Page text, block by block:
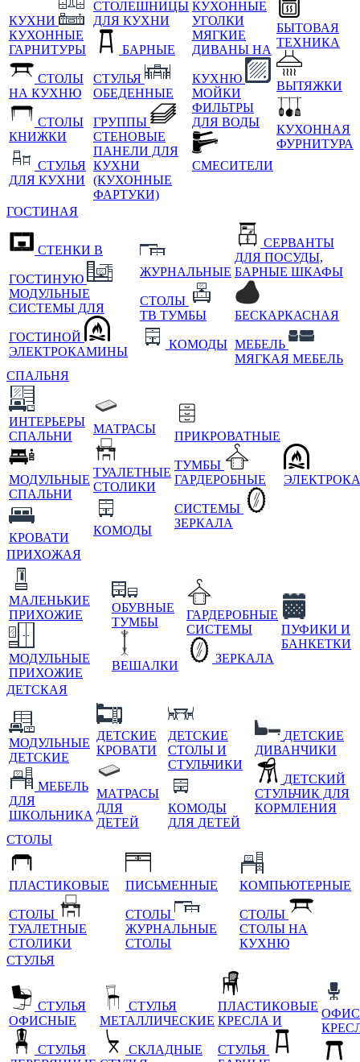
КУХНИ
КУХОННЫЕ
ГАРНИТУРЫ
СТОЛЫ
НА КУХНЮ
СТОЛЫ
КНИЖКИ
СТУЛЬЯ
ДЛЯ КУХНИ
СТОЛЕШНИЦЫ
ДЛЯ КУХНИ
БАРНЫЕ
СТУЛЬЯ
ОБЕДЕННЫЕ
ГРУППЫ
СТЕНОВЫЕ
ПАНЕЛИ ДЛЯ
КУХНИ
(КУХОННЫЕ
ФАРТУКИ)
КУХОННЫЕ
УГОЛКИ
МЯГКИЕ
ДИВАНЫ НА
КУХНЮ
МОЙКИ
ФИЛЬТРЫ
ДЛЯ ВОДЫ
СМЕСИТЕЛИ
БЫТОВАЯ
ТЕХНИКА
ВЫТЯЖКИ
КУХОННАЯ
ФУРНИТУРА
ГОСТИНАЯ
СТЕНКИ В
ГОСТИНУЮ
МОДУЛЬНЫЕ
СИСТЕМЫ ДЛЯ
ГОСТИНОЙ
ЭЛЕКТРОКАМИНЫ
ЖУРНАЛЬНЫЕ
СТОЛЫ
ТВ ТУМБЫ
КОМОДЫ
СЕРВАНТЫ
ДЛЯ ПОСУДЫ,
БАРНЫЕ ШКАФЫ
БЕСКАРКАСНАЯ
МЕБЕЛЬ
МЯГКАЯ МЕБЕЛЬ
СПАЛЬНЯ
ИНТЕРЬЕРЫ
СПАЛЬНИ
МОДУЛЬНЫЕ
СПАЛЬНИ
КРОВАТИ
МАТРАСЫ
ТУАЛЕТНЫЕ
СТОЛИКИ
КОМОДЫ
ПРИКРОВАТНЫЕ
ТУМБЫ
ГАРДЕРОБНЫЕ
СИСТЕМЫ
ЗЕРКАЛА
ПРИХОЖАЯ
МАЛЕНЬКИЕ
ПРИХОЖИЕ
МОДУЛЬНЫЕ
ПРИХОЖИЕ
ОБУВНЫЕ
ТУМБЫ
ВЕШАЛКИ
ГАРДЕРОБНЫЕ
СИСТЕМЫ
ЗЕРКАЛА
ПУФИКИ И
БАНКЕТКИ
ДЕТСКАЯ
МОДУЛЬНЫЕ
ДЕТСКИЕ
МЕБЕЛЬ
ДЛЯ
ШКОЛЬНИКА
ДЕТСКИЕ
КРОВАТИ
МАТРАСЫ
ДЛЯ
ДЕТЕЙ
ДЕТСКИЕ
СТОЛЫ И
СТУЛЬЧИКИ
КОМОДЫ
ДЛЯ ДЕТЕЙ
ДЕТСКИЕ
ДИВАНЧИКИ
ДЕТСКИЙ
СТУЛЬЧИК ДЛЯ
КОРМЛЕНИЯ
СТОЛЫ
ПЛАСТИКОВЫЕ
СТОЛЫ
ТУАЛЕТНЫЕ
СТОЛИКИ
ПИСЬМЕННЫЕ
СТОЛЫ
ЖУРНАЛЬНЫЕ
СТОЛЫ
КОМПЬЮТЕРНЫЕ
СТОЛЫ
СТОЛЫ НА
КУХНЮ
СТУЛЬЯ
СТУЛЬЯ
ОФИСНЫЕ
СТУЛЬЯ
СТУЛЬЯ
МЕТАЛЛИЧЕСКИЕ
СКЛАДНЫЕ
ПЛАСТИКОВЫЕ
КРЕСЛА И
СТУЛЬЯ